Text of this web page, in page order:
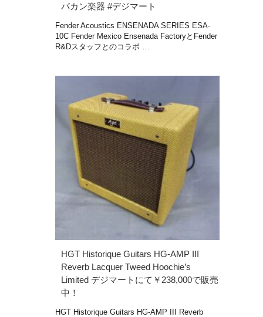
バカン楽器 #デジマート
Fender Acoustics ENSENADA SERIES ESA-
10C Fender Mexico Ensenada FactoryとFender
R&Dスタッフとのコラボ …
HGT Historique Guitars HG-AMP III
Reverb Lacquer Tweed Hoochie’s
Limited デジマートにて￥238,000で販売
中！
HGT Historique Guitars HG-AMP III Reverb